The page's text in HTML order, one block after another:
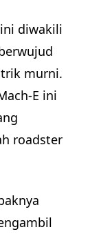
diwakili
murni.
E ini
roadster